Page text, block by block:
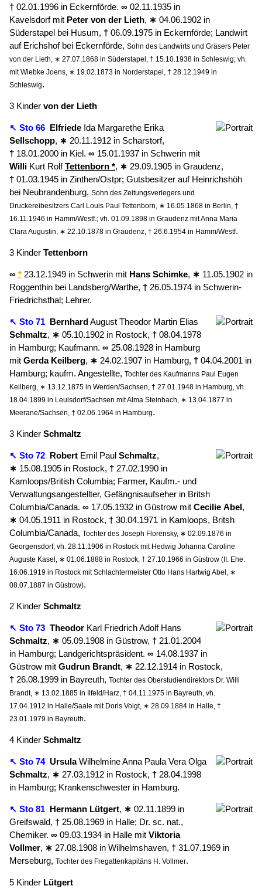
† 02.01.1996 in Eckernförde. ∞ 02.11.1935 in
Kavelsdorf mit Peter von der Lieth, ∗ 04.06.1902 in
Süderstapel bei Husum, † 06.09.1975 in Eckernförde; Landwirt
auf Erichshof bei Eckernförde, Sohn des Landwirts und Gräsers Peter
von der Lieth, ∗ 27.07.1868 in Süderstapel, † 15.10.1938 in Schleswig; vh.
mit Wiebke Joens, ∗ 19.02.1873 in Norderstapel, † 28.12.1949 in
Schleswig.
3 Kinder von der Lieth
↖ Sto 66 Elfriede Ida Margarethe Erika
Sellschopp, ∗ 20.11.1912 in Scharstorf,
† 18.01.2000 in Kiel. ∞ 15.01.1937 in Schwerin mit
Willi Kurt RolfTettenborn *, ∗ 29.09.1905 in Graudenz,
† 01.03.1945 in Zinthen/Ostpr; Gutsbesitzer auf Heinrichshöh
bei Neubrandenburg, Sohn des Zeitungsverlegers und
Druckereibesitzers Carl Louis Paul Tettenborn, ∗ 16.05.1868 in Berlin, †
16.11.1946 in Hamm/Westf.; vh. 01.09.1898 in Graudenz mit Anna Maria
Clara Augustin, ∗ 22.10.1878 in Graudenz, † 26.6.1954 in Hamm/Westf.
3 Kinder Tettenborn
∞ * 23.12.1949 in Schwerin mit Hans Schimke, ∗ 11.05.1902 in
Roggenthin bei Landsberg/Warthe, † 26.05.1974 in Schwerin-
Friedrichsthal; Lehrer.
↖ Sto 71 BernhardAugust Theodor Martin Elias
Schmaltz, ∗ 05.10.1902 in Rostock, † 08.04.1978
in Hamburg; Kaufmann. ∞ 25.08.1928 in Hamburg
mit Gerda Keilberg, ∗ 24.02.1907 in Hamburg, † 04.04.2001 in
Hamburg; kaufm. Angestellte, Tochter des Kaufmanns Paul Eugen
Keilberg, ∗ 13.12.1875 in Werden/Sachsen, † 27.01.1948 in Hamburg, vh.
18.04.1899 in Leulsdorf/Sachsen mit Alma Steinbach, ∗ 13.04.1877 in
Meerane/Sachsen, † 02.06.1964 in Hamburg.
3 Kinder Schmaltz
↖ Sto 72 Robert Emil Paul Schmaltz,
∗ 15.08.1905 in Rostock, † 27.02.1990 in
Kamloops/British Columbia; Farmer, Kaufm.- und
Verwaltungsangestellter, Gefängnisaufseher in Britsh
Columbia/Canada. ∞ 17.05.1932 in Güstrow mit Cecilie Abel,
∗ 04.05.1911 in Rostock, † 30.04.1971 in Kamloops, Britsh
Columbia/Canada, Tochter des Joseph Florensky, ∗ 02.09.1876 in
Georgensdorf; vh. 28.11.1906 in Rostock mit Hedwig Johanna Caroline
Auguste Kasel, ∗ 01.06.1888 in Rostock, † 27.10.1966 in Güstrow (II. Ehe:
16.06.1919 in Rostock mit Schlachtermeister Otto Hans Hartwig Abel, ∗
08.07.1887 in Güstrow).
2 Kinder Schmaltz
↖ Sto 73 Theodor Karl Friedrich Adolf Hans
Schmaltz, ∗ 05.09.1908 in Güstrow, † 21.01.2004
in Hamburg; Landgerichtspräsident. ∞ 14.08.1937 in
Güstrow mit Gudrun Brandt, ∗ 22.12.1914 in Rostock,
† 26.08.1999 in Bayreuth, Tochter des Oberstudiendirektors Dr. Willi
Brandt, ∗ 13.02.1885 in Ilfeld/Harz, † 04.11.1975 in Bayreuth, vh.
17.04.1912 in Halle/Saale mit Doris Voigt, ∗ 28.09.1884 in Halle, †
23.01.1979 in Bayreuth.
4 Kinder Schmaltz
↖ Sto 74 UrsulaWilhelmine Anna Paula Vera Olga
Schmaltz, ∗ 27.03.1912 in Rostock, † 28.04.1998
in Hamburg; Krankenschwester in Hamburg.
↖ Sto 81 Hermann Lütgert, ∗ 02.11.1899 in
Greifswald, † 25.08.1969 in Halle; Dr. sc. nat.,
Chemiker. ∞ 09.03.1934 in Halle mit Viktoria
Vollmer, ∗ 27.08.1908 in Wilhelmshaven, † 31.07.1969 in
Merseburg, Tochter des Fregattenkapitäns H. Vollmer.
5 Kinder Lütgert